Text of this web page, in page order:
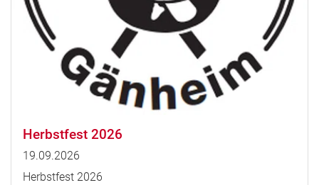
Herbstfest 2026
19.09.2026
Herbstfest 2026